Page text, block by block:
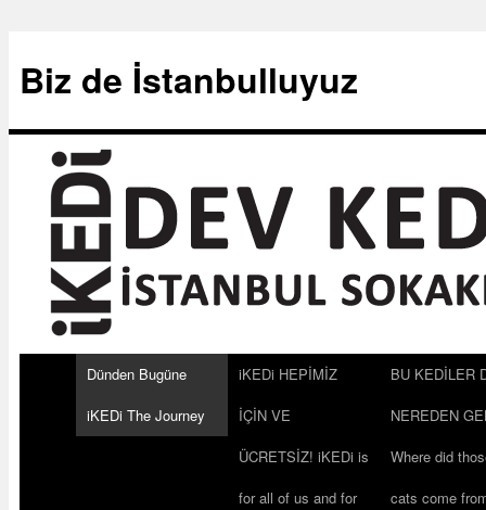
Biz de İstanbulluyuz
Dünden Bugüne
iKEDi The Journey
iKEDi HEPİMİZ
İÇİN VE
ÜCRETSİZ! iKEDi is
for all of us and for
BU KEDİLER
NEREDEN
Where did
cats come